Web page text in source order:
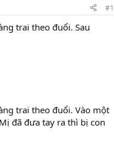
#1
trai theo đuổi. Sau
trai theo đuổi. Vào một
đã đưa tay ra thì bị con